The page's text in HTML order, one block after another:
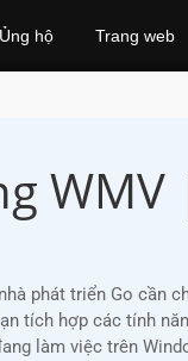
Ủng hộ Trang web
phát triển Go cần
tích hợp các tính
làm việc trên